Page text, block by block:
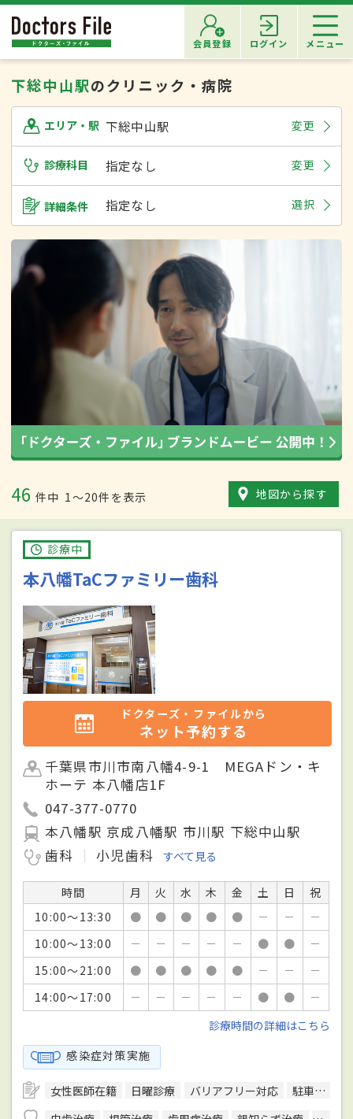
会員登録 ログイン メニュー
下総中山駅のクリニック・病院
エリア・駅 下総中山駅 変更
診療科目 指定なし 変更
詳細条件 指定なし 選択
46 件中 1〜20件を表示 地図から探す
診療中
本八幡TaCファミリー歯科
ドクターズ・ファイルから
ネット予約する
千葉県市川市南八幡4-9-1 MEGAドン・キ
ホーテ 本八幡店1F
047-377-0770
本八幡駅 京成八幡駅 市川駅 下総中山駅
歯科
小児歯科 すべて見る
時間 月 火 水 木 金 土 日
祝
10:00～13:30
● ● ● ● ● － －
－
10:00～13:00
－ － － － － ● ●
－
15:00～21:00
● ● ● ● ● － －
－
14:00～17:00
－ － － － － ● ●
－
診療時間の詳細はこちら
感染症対策実施
女性医師在籍 日曜診療 バリアフリー対応
駐車場あり